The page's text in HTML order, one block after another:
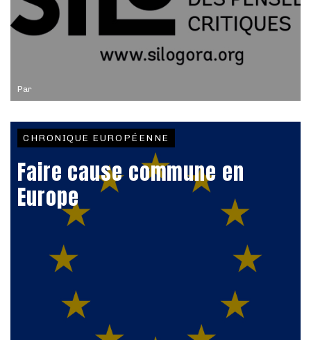
Par
CHRONIQUE EUROPÉENNE
Faire cause commune en
Europe